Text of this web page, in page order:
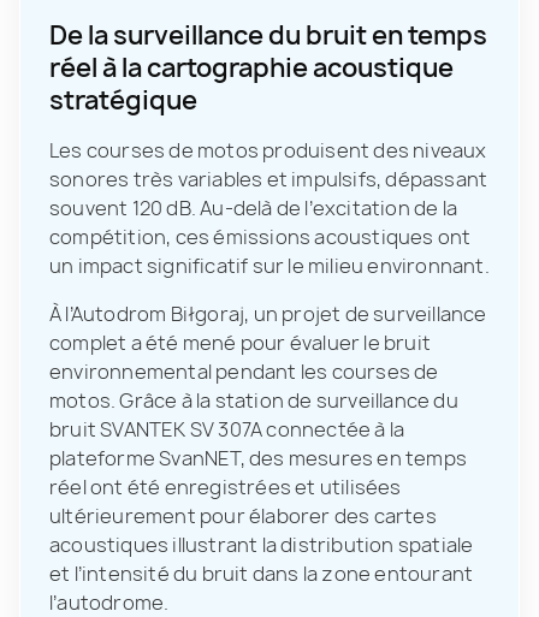
De la surveillance du bruit en temps
réel à la cartographie acoustique
stratégique
Les courses de motos produisent des niveaux
sonores très variables et impulsifs, dépassant
souvent 120 dB. Au-delà de l’excitation de la
compétition, ces émissions acoustiques ont
un impact significatif sur le milieu environnant.
À l’Autodrom Biłgoraj, un projet de surveillance
complet a été mené pour évaluer le bruit
environnemental pendant les courses de
motos. Grâce à la station de surveillance du
bruit SVANTEK SV 307A connectée à la
plateforme SvanNET, des mesures en temps
réel ont été enregistrées et utilisées
ultérieurement pour élaborer des cartes
acoustiques illustrant la distribution spatiale
et l’intensité du bruit dans la zone entourant
l’autodrome.